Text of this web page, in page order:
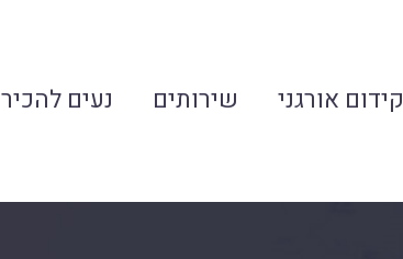
קידום אורגני שירותים נעים להכיר